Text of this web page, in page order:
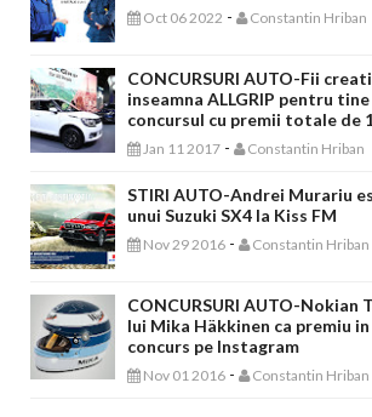
Oct 06 2022 - Constantin Hriban
CONCURSURI AUTO-Fii
inseamna ALLGRIP pentru
concursul cu premii totale de
Jan 11 2017 - Constantin Hriban
STIRI AUTO-Andrei Murariu
unui Suzuki SX4 la Kiss FM
Nov 29 2016 - Constantin Hriban
CONCURSURI AUTO-Nokian
lui Mika Häkkinen ca premiu
concurs pe Instagram
Nov 01 2016 - Constantin Hriban